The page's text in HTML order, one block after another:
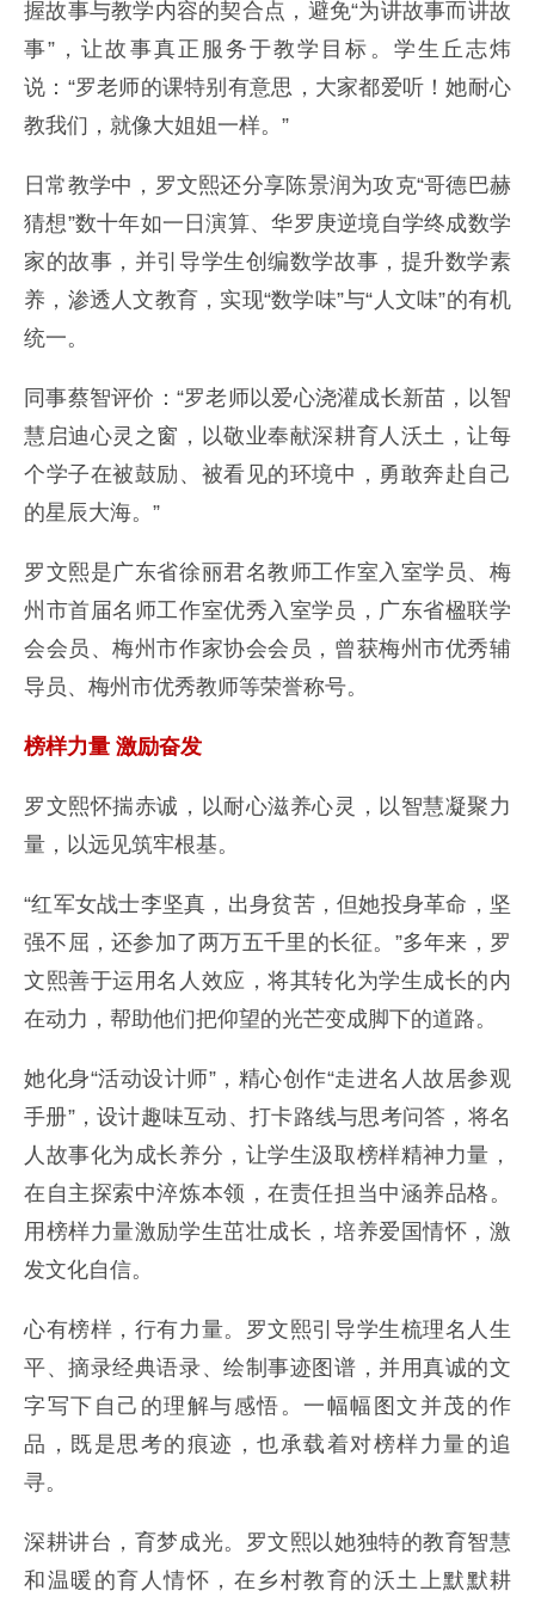
握故事与教学内容的契合点，避免“为讲故事而讲故
事”，让故事真正服务于教学目标。学生丘志炜
说：“罗老师的课特别有意思，大家都爱听！她耐心
教我们，就像大姐姐一样。”
日常教学中，罗文熙还分享陈景润为攻克“哥德巴赫
猜想”数十年如一日演算、华罗庚逆境自学终成数学
家的故事，并引导学生创编数学故事，提升数学素
养，渗透人文教育，实现“数学味”与“人文味”的有机
统一。
同事蔡智评价：“罗老师以爱心浇灌成长新苗，以智
慧启迪心灵之窗，以敬业奉献深耕育人沃土，让每
个学子在被鼓励、被看见的环境中，勇敢奔赴自己
的星辰大海。”
罗文熙是广东省徐丽君名教师工作室入室学员、梅
州市首届名师工作室优秀入室学员，广东省楹联学
会会员、梅州市作家协会会员，曾获梅州市优秀辅
导员、梅州市优秀教师等荣誉称号。
榜样力量 激励奋发
罗文熙怀揣赤诚，以耐心滋养心灵，以智慧凝聚力
量，以远见筑牢根基。
“红军女战士李坚真，出身贫苦，但她投身革命，坚
强不屈，还参加了两万五千里的长征。”多年来，罗
文熙善于运用名人效应，将其转化为学生成长的内
在动力，帮助他们把仰望的光芒变成脚下的道路。
她化身“活动设计师”，精心创作“走进名人故居参观
手册”，设计趣味互动、打卡路线与思考问答，将名
人故事化为成长养分，让学生汲取榜样精神力量，
在自主探索中淬炼本领，在责任担当中涵养品格。
用榜样力量激励学生茁壮成长，培养爱国情怀，激
发文化自信。
心有榜样，行有力量。罗文熙引导学生梳理名人生
平、摘录经典语录、绘制事迹图谱，并用真诚的文
字写下自己的理解与感悟。一幅幅图文并茂的作
品，既是思考的痕迹，也承载着对榜样力量的追
寻。
深耕讲台，育梦成光。罗文熙以她独特的教育智慧
和温暖的育人情怀，在乡村教育的沃土上默默耕